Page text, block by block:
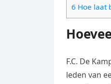
6 Hoe laat
F.C. De
leden van